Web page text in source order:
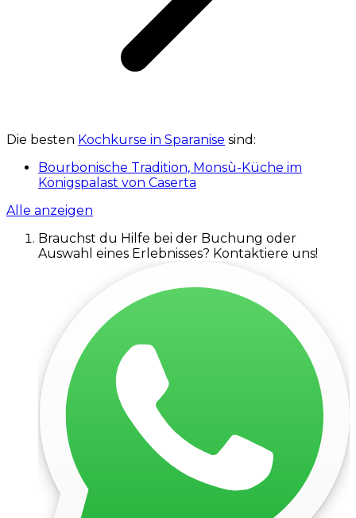
Die besten Kochkurse in Sparanise sind:
Bourbonische Tradition, Monsù-Küche im
Königspalast von Caserta
Alle anzeigen
Brauchst du Hilfe bei der Buchung oder
Auswahl eines Erlebnisses? Kontaktiere uns!